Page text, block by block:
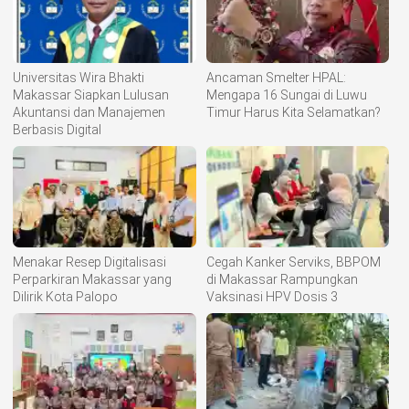
Universitas Wira Bhakti
Makassar Siapkan Lulusan
Akuntansi dan Manajemen
Berbasis Digital
Ancaman Smelter HPAL:
Mengapa 16 Sungai di Luwu
Timur Harus Kita Selamatkan?
Menakar Resep Digitalisasi
Perparkiran Makassar yang
Dilirik Kota Palopo
Cegah Kanker Serviks, BBPOM
di Makassar Rampungkan
Vaksinasi HPV Dosis 3